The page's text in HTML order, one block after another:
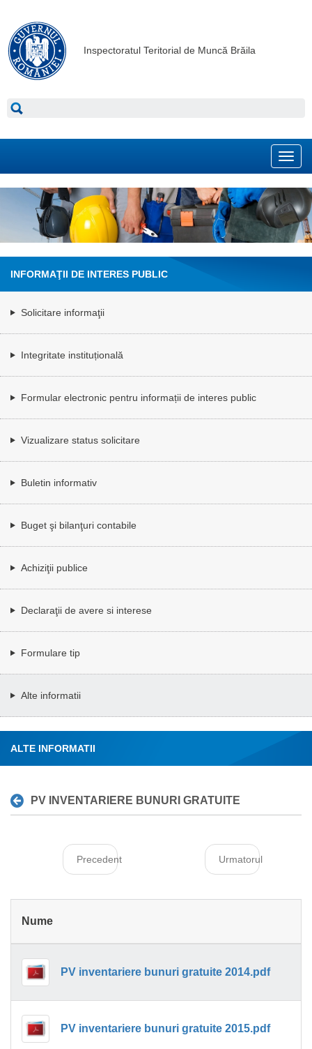
Inspectoratul Teritorial de Muncă Brăila
INFORMAŢII DE INTERES PUBLIC
Solicitare informaţii
Integritate instituțională
Formular electronic pentru informații de interes public
Vizualizare status solicitare
Buletin informativ
Buget şi bilanţuri contabile
Achiziţii publice
Declaraţii de avere si interese
Formulare tip
Alte informatii
ALTE INFORMATII
PV INVENTARIERE BUNURI GRATUITE
Precedent Urmatorul
Nume
PV inventariere bunuri gratuite 2014.pdf
PV inventariere bunuri gratuite 2015.pdf